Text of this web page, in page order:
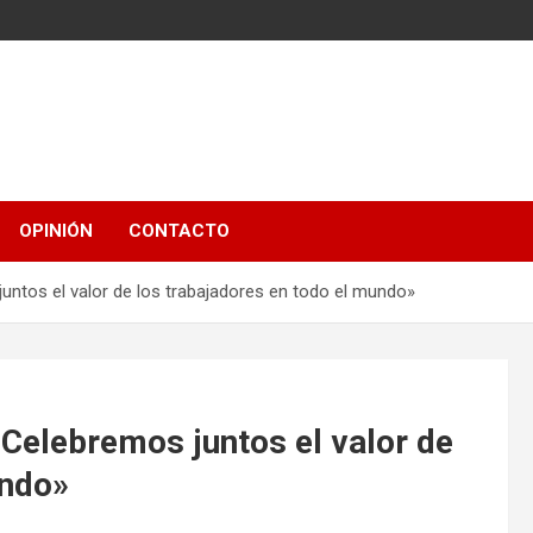
OPINIÓN CONTACTO
el valor de los trabajadores en todo el mundo»
juntos el valor de